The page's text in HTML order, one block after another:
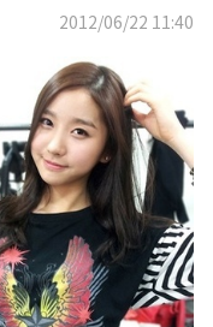
2012/06/22 11:40